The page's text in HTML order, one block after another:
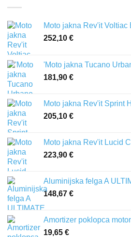
Moto jakna Rev'it Voltiac
252,10 €
'Moto jakna Tucano
181,90 €
Moto jakna Rev'it Sprint
205,10 €
Moto jakna Rev'it Lucid
223,90 €
Aluminijska felga A
148,67 €
Amortizer poklopca
19,65 €